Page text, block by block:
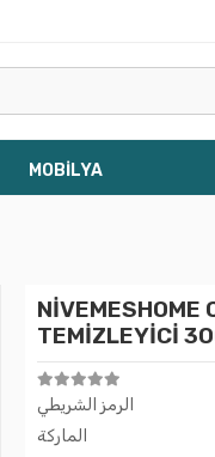
MOBİLYA
NİVEMESHOME
TEMİZLEYİCİ
الرمز الشريطي
الماركة